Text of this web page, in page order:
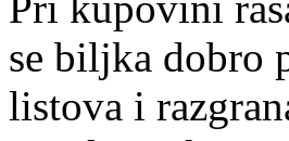
se biljka dobro
listova i